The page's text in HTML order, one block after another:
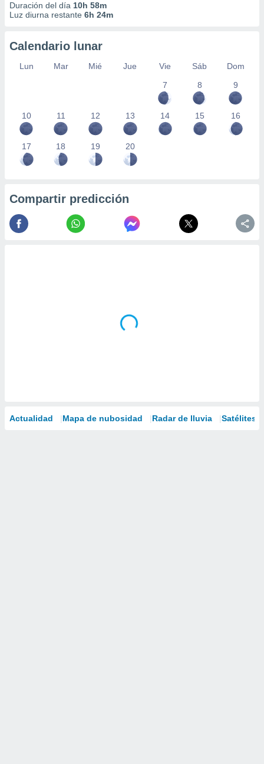
Duración del día 10h 58m
Luz diurna restante 6h 24m
Calendario lunar
Lun Mar Mié Jue Vie Sáb
Dom
7
8 9
10 11 12 13 14 15 16
17 18 19 20
Compartir predicción
Actualidad Mapa de nubosidad Radar de lluvia Satélites